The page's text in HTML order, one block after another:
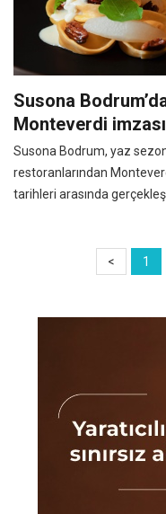
Susona
Monteverdi imzası
Susona Bodrum, yaz
restoranlarından
tarihleri arasında
< 1